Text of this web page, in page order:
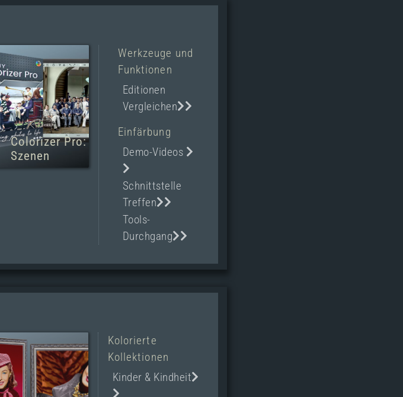
Colorizer Pro:
Szenen
Werkzeuge und
Funktionen
Editionen
Vergleichen
Einfärbung
Demo-Videos
Schnittstelle
Treffen
Tools-
Durchgang
Kolorierte
Kollektionen
Kinder & Kindheit